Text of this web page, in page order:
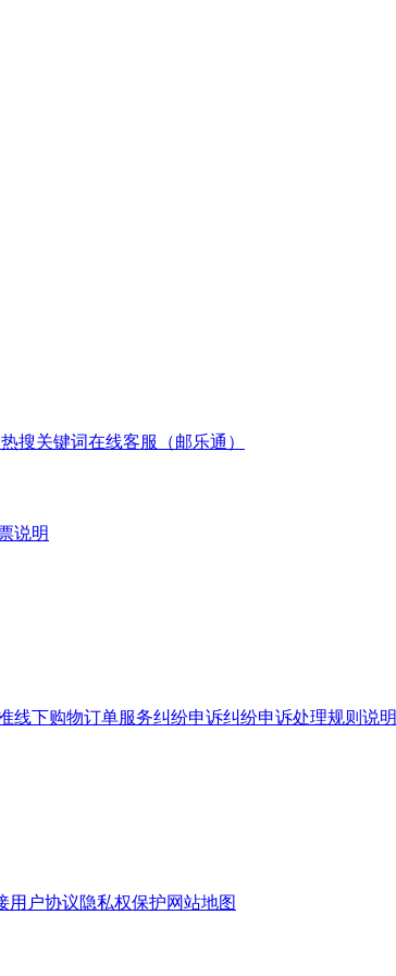
热搜关键词在线客服（邮乐通）
说明
线下购物订单服务纠纷申诉纠纷申诉处理规则说明
用户协议隐私权保护网站地图